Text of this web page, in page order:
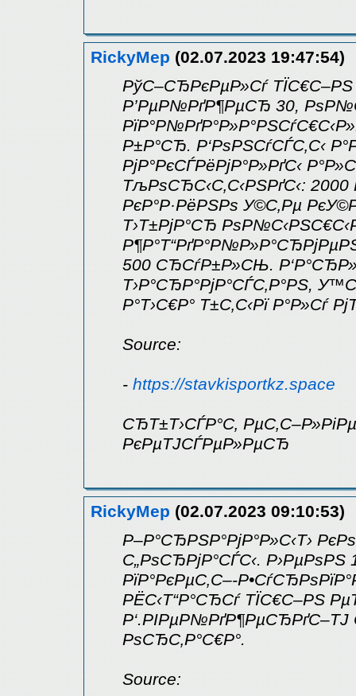
RickyMep (02.07.2023 19:47:54)
РўС–СЂРєРµР»Сѓ
Р’РµР№РґР¶РµСЂ 30,
Р±Р°СЂ. Р‘РѕРЅСѓСЃС‚С‹
РјР°РєСЃРёРјР°Р»РґС‹
ТљРѕСЂС‹С‚С‹РЅРґС‹:
РєР°Р·РёРЅРѕ У©С‚Рµ
Т›Т±РјР°СЂ
500 СЂСѓР±Р»СЊ.
Т›Р°СЂР°РјР°СЃС‚Р°РЅ,
Р°Т›С€Р° Т±С‚С‹Рї Р°Р»Сѓ
Source:
- https://stavkisportkz.space
СЂТ±Т›СЃР°С‚
РєРµТЈСЃРµР»РµСЂ
RickyMep (02.07.2023 09:10:53)
Р–Р°СЂРЅР°РјР°Р»С‹Т›
С„РѕСЂРјР°СЃС‹.
РїР°РєРµС‚С–-
РЁС‹Т“Р°СЂСѓ ТЇС€С–РЅ
Р‘.РІРµР№РґР¶РµСЂРґС–ТЈ
РѕСЂС‚Р°С€Р°.
Source: